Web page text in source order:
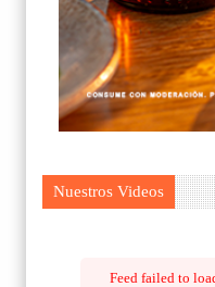
Nuestros Videos
Feed failed to